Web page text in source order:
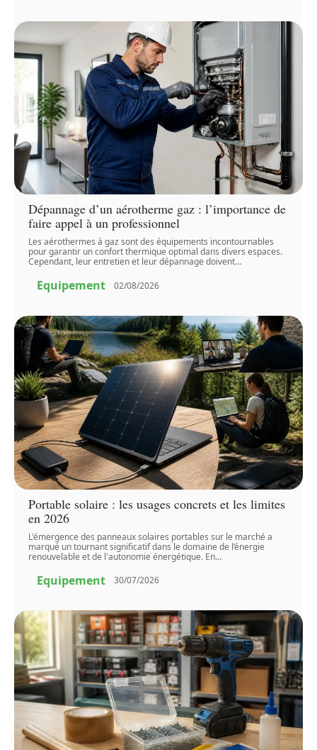
Dépannage d’un aérotherme gaz : l’importance de
faire appel à un professionnel
Les aérothermes à gaz sont des équipements incontournables
pour garantir un confort thermique optimal dans divers espaces.
Cependant, leur entretien et leur dépannage doivent…
Equipement 02/08/2026
Portable solaire : les usages concrets et les limites
en 2026
L'émergence des panneaux solaires portables sur le marché a
marqué un tournant significatif dans le domaine de l’énergie
renouvelable et de l'autonomie énergétique. En…
Equipement 30/07/2026